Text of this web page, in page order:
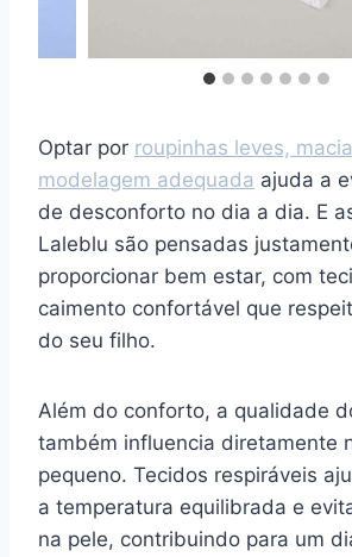
Optar por roupinhas leves,
modelagem adequada ajuda a
de desconforto no dia a dia. E
Laleblu são pensadas
proporcionar bem estar, com
caimento confortável que
do seu filho.
Além do conforto, a qualidade
também influencia diretamente
pequeno. Tecidos respiráveis
a temperatura equilibrada e
na pele, contribuindo para um